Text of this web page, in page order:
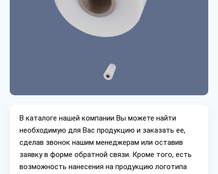
В каталоге нашей компании Вы можете найти
необходимую для Вас продукцию и заказать ее,
сделав звонок нашим менеджерам или оставив
заявку в форме обратной связи. Кроме того, есть
возможность нанесения на продукцию логотипа